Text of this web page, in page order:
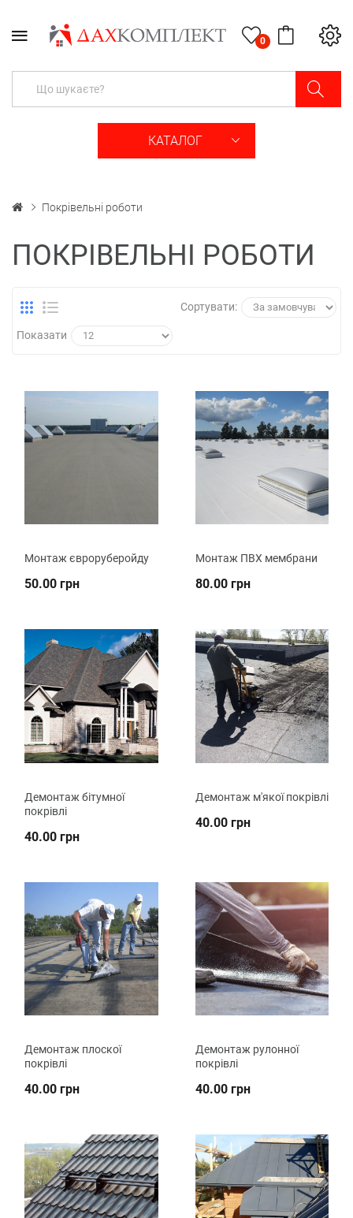
0
КАТАЛОГ
Покрівельні роботи
ПОКРІВЕЛЬНІ РОБОТИ
Сортувати:
Показати
Монтаж євроруберойду
50.00 грн
Монтаж ПВХ мембрани
80.00 грн
Демонтаж бітумної
покрівлі
40.00 грн
Демонтаж м'якої покрівлі
40.00 грн
Демонтаж плоскої
покрівлі
40.00 грн
Демонтаж рулонної
покрівлі
40.00 грн